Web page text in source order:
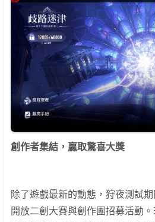
創作者集結，贏取驚喜大獎
除了遊戲最新的動態，狩夜測試
開放二創大賽與創作團招募活動